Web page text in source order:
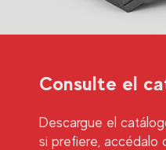
Consulte el
Descargue el
si prefiere, accédalo